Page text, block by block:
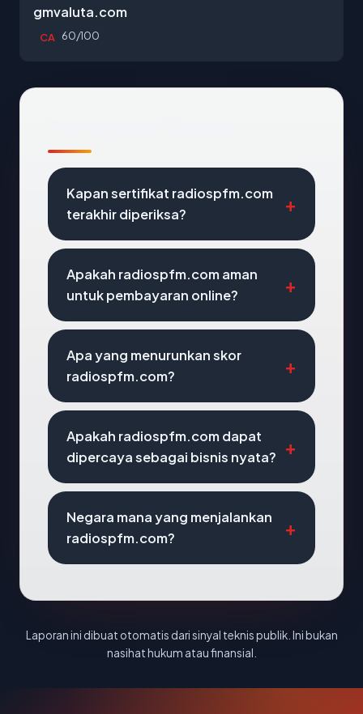
gmvaluta.com
CA 60/100
Kapan sertifikat radiospfm.com
terakhir diperiksa?
Apakah radiospfm.com aman
untuk pembayaran online?
Apa yang menurunkan skor
radiospfm.com?
Apakah radiospfm.com dapat
dipercaya sebagai bisnis nyata?
Negara mana yang menjalankan
radiospfm.com?
Laporan ini dibuat otomatis dari sinyal teknis publik. Ini bukan
nasihat hukum atau finansial.